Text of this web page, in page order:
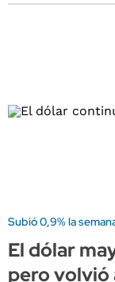
Subió 0,9% la
El dólar
pero volvió